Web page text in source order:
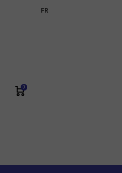
FR
0